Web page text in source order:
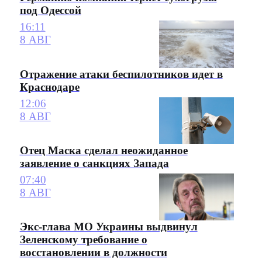
под Одессой
16:11
8 АВГ
Отражение атаки беспилотников идет в
Краснодаре
12:06
8 АВГ
Отец Маска сделал неожиданное
заявление о санкциях Запада
07:40
8 АВГ
Экс-глава МО Украины выдвинул
Зеленскому требование о
восстановлении в должности